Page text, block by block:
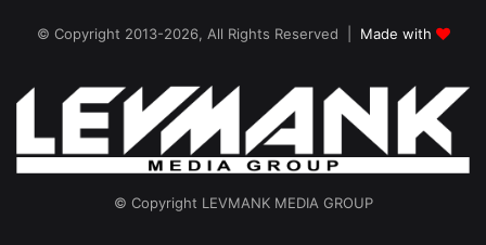
© Copyright 2013-2026, All Rights Reserved | Made with
© Copyright LEVMANK MEDIA GROUP